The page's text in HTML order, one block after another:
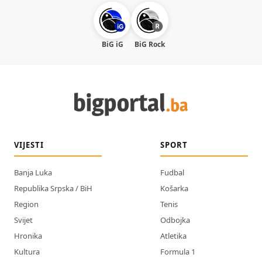
BiG iG BiG Rock
VIJESTI
Banja Luka
Republika Srpska / BiH
Region
Svijet
Hronika
Kultura
SPORT
Fudbal
Košarka
Tenis
Odbojka
Atletika
Formula 1